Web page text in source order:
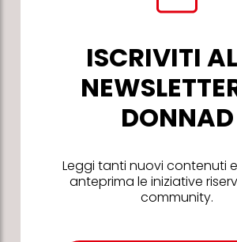
ISCRIVITI
DONNAD
Leggi tanti nuovi contenuti
anteprima le iniziative
community.